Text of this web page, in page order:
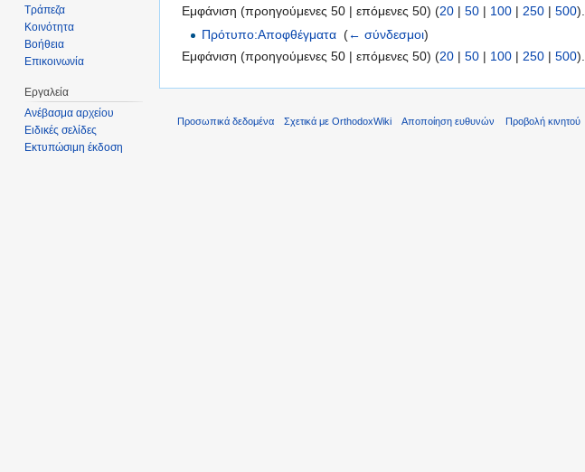
Εμφάνιση (προηγούμενες 50 | επόμενες 50) (20 | 50 | 100 | 250 | 500).
Πρότυπο:Αποφθέγματα ‎(← σύνδεσμοι)
Εμφάνιση (προηγούμενες 50 | επόμενες 50) (20 | 50 | 100 | 250 | 500).
Τράπεζα
Κοινότητα
Βοήθεια
Επικοινωνία
Εργαλεία
Ανέβασμα αρχείου
Ειδικές σελίδες
Εκτυπώσιμη έκδοση
Προσωπικά δεδομένα Σχετικά με OrthodoxWiki Αποποίηση ευθυνών Προβολή κινητού